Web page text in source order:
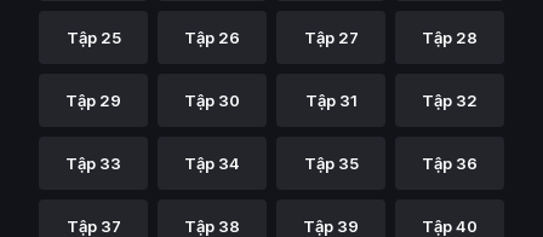
Tập 25 Tập 26 Tập 27 Tập 28
Tập 29 Tập 30 Tập 31 Tập 32
Tập 33 Tập 34 Tập 35 Tập 36
Tập 37 Tập 38 Tập 39 Tập 40